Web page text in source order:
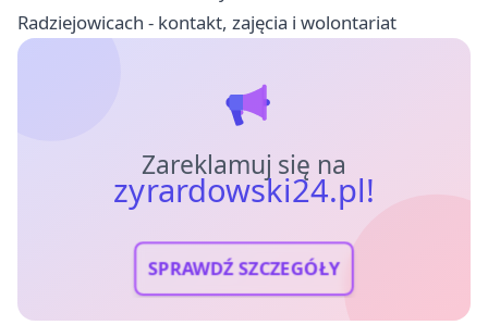
Radziejowicach - kontakt, zajęcia i wolontariat
Zareklamuj się na
zyrardowski24.pl!
SPRAWDŹ SZCZEGÓŁY